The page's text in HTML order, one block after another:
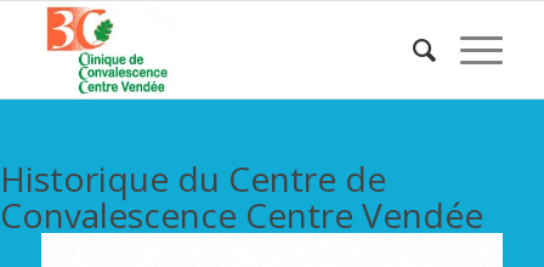
Historique du Centre de
Convalescence Centre Vendée